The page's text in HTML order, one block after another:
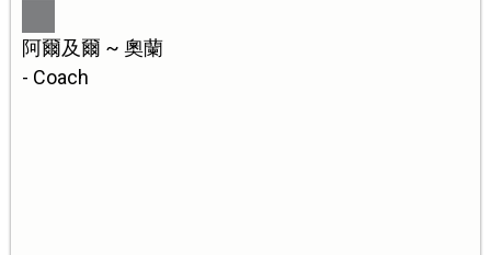
阿爾及爾 ~ 奧蘭
- Coach